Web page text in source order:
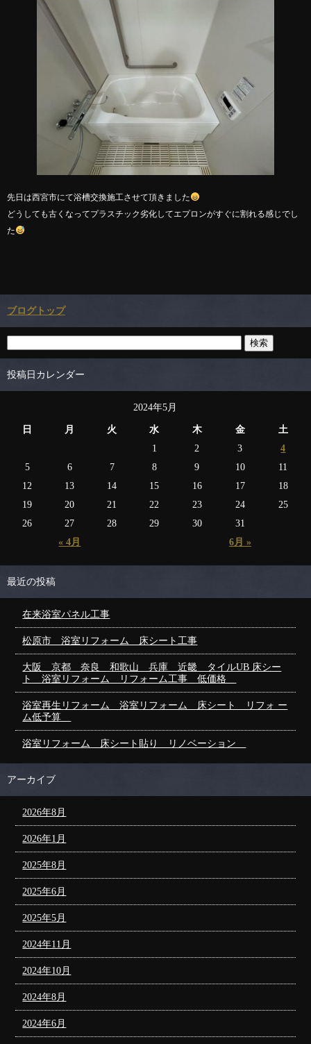
先日は西宮市にて浴槽交換施工させて頂きました
どうしても古くなってプラスチック劣化してエプロンがすぐに割れる感じでし
た
ブログトップ
投稿日カレンダー
2024年5月
日 月 火 水 木 金 土
« 4月 6月 »
1 2 3
4
5
6 7 8 9 10
11
12
13 14 15 16 17
18
19
20 21 22 23 24
25
26
27 28 29 30 31
最近の投稿
在来浴室パネル工事
松原市 浴室リフォーム 床シート工事
大阪 京都 奈良 和歌山 兵庫 近畿 タイルUB 床シー
ト 浴室リフォーム リフォーム工事 低価格
浴室再生リフォーム 浴室リフォーム 床シート リフォ ー
ム低予算
浴室リフォーム 床シート貼り リノベーション
アーカイブ
2026年8月
2026年1月
2025年8月
2025年6月
2025年5月
2024年11月
2024年10月
2024年8月
2024年6月